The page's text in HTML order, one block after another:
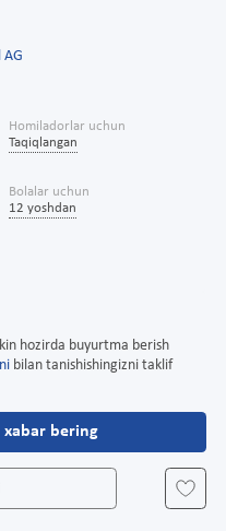
AG
Homiladorlar uchun
Taqiqlangan
Bolalar uchun
12 yoshdan
hozirda buyurtma berish
bilan tanishishingizni taklif
bering